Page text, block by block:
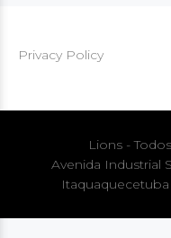
Privacy Policy
Lions -
Avenida Industrial
Itaquaquecetuba